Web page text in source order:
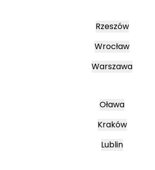
Rzeszów
Wrocław
Warszawa
Oława
Kraków
Lublin